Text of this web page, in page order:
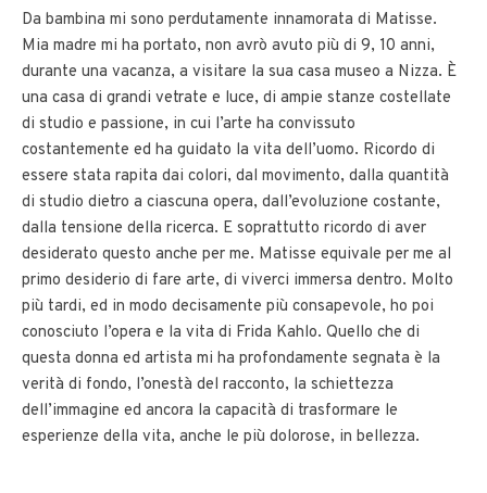
Da bambina mi sono perdutamente innamorata di Matisse.
Mia madre mi ha portato, non avrò avuto più di 9, 10 anni,
durante una vacanza, a visitare la sua casa museo a Nizza. È
una casa di grandi vetrate e luce, di ampie stanze costellate
di studio e passione, in cui l’arte ha convissuto
costantemente ed ha guidato la vita dell’uomo. Ricordo di
essere stata rapita dai colori, dal movimento, dalla quantità
di studio dietro a ciascuna opera, dall’evoluzione costante,
dalla tensione della ricerca. E soprattutto ricordo di aver
desiderato questo anche per me. Matisse equivale per me al
primo desiderio di fare arte, di viverci immersa dentro. Molto
più tardi, ed in modo decisamente più consapevole, ho poi
conosciuto l’opera e la vita di Frida Kahlo. Quello che di
questa donna ed artista mi ha profondamente segnata è la
verità di fondo, l’onestà del racconto, la schiettezza
dell’immagine ed ancora la capacità di trasformare le
esperienze della vita, anche le più dolorose, in bellezza.